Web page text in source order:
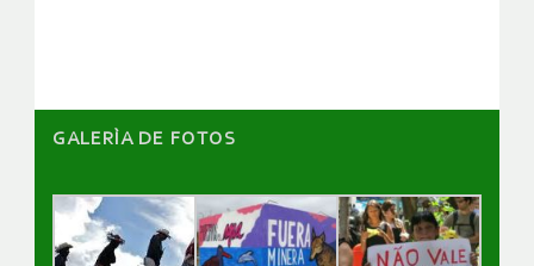
GALERÌA DE FOTOS